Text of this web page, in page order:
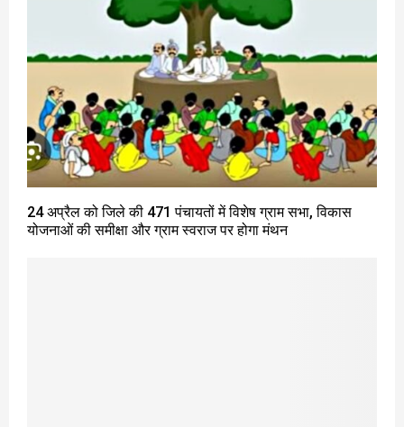
24 अप्रैल को जिले की 471 पंचायतों में विशेष ग्राम सभा, विकास
योजनाओं की समीक्षा और ग्राम स्वराज पर होगा मंथन